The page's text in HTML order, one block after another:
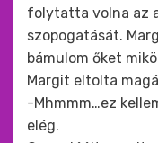
folytatta volna az
szopogatását.
bámulom őket
Margit eltolta
-Mhmmm…ez
elég.